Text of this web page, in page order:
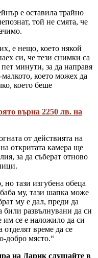
е оставила трайно
той не смята, че
е нещо, което някой
си, че тези снимки са
минути, за да направя
което можех да
което беше
върна 2250 лв. на
от действията на
откритата камера ще
за да съберат отново
тази изгубена обеца
му, тази шапка може
му е дал, преди да
били развълнувани да си
им се е наложило да си
време да се
добро място.“
на Дарик слушайте в